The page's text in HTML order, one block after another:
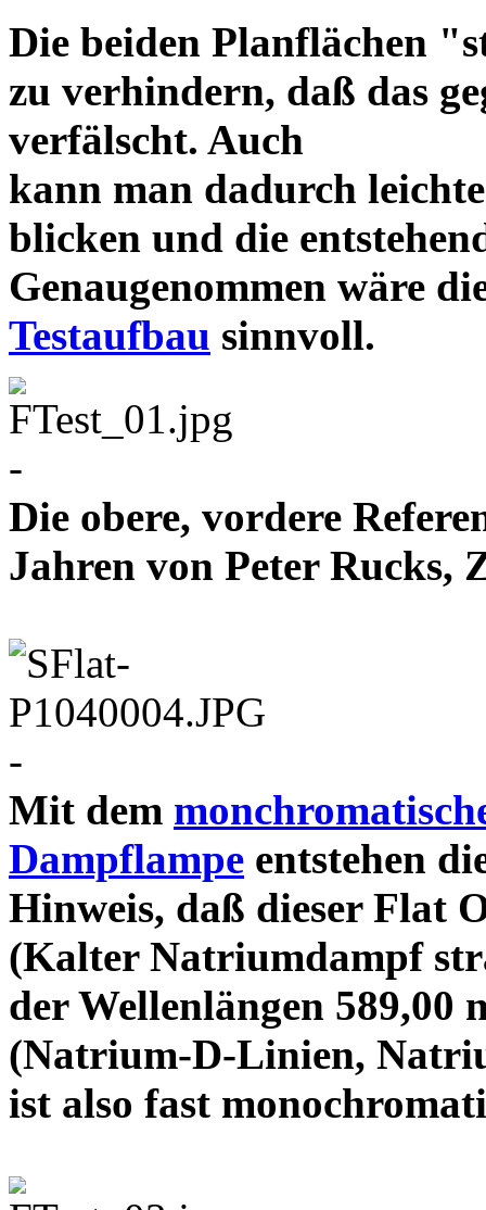
Die beiden Planflächen
zu verhindern, daß das
verfälscht. Auch
kann man dadurch
blicken und die
Genaugenommen wäre
Testaufbau sinnvoll.
-
Die obere, vordere
Jahren von Peter
-
Mit dem
Dampflampe entstehen
Hinweis, daß dieser
(Kalter Natriumdampf
der Wellenlängen 589,00
(Natrium-D-Linien,
ist also fast